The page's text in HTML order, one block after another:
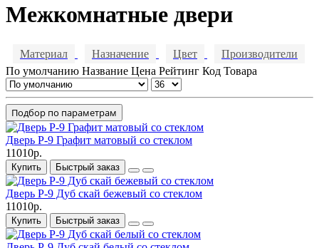
Межкомнатные двери
Материал Назначение Цвет
Производители
По умолчанию Название Цена Рейтинг Код Товара
Подбор по параметрам
Дверь P-9 Графит матовый со стеклом
11010р.
Купить Быстрый заказ
Дверь P-9 Дуб скай бежевый со стеклом
11010р.
Купить Быстрый заказ